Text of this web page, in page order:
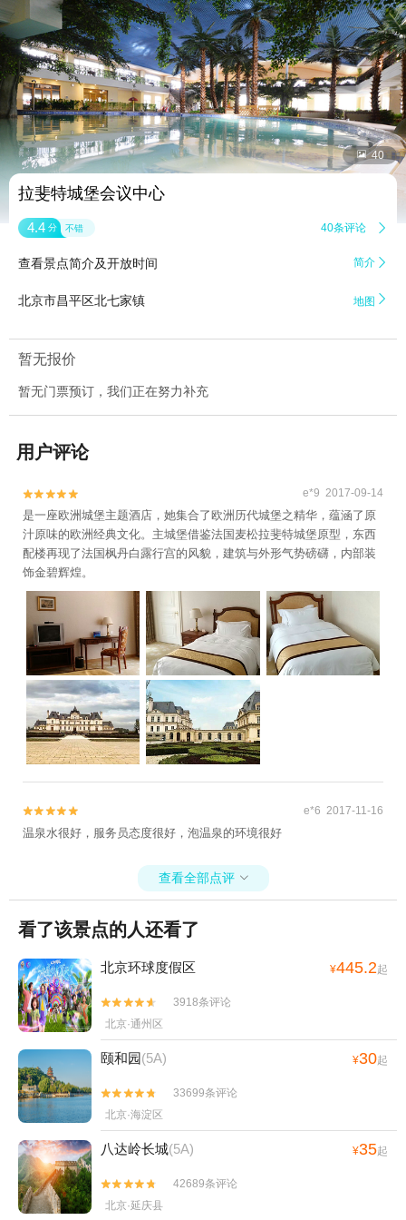
 40
拉斐特城堡会议中心
4.4 分 不错 40条评论 
查看景点简介及开放时间 简介 
北京市昌平区北七家镇 地图 
暂无报价
暂无门票预订，我们正在努力补充
用户评论

 e*9 2017-09-14
是一座欧洲城堡主题酒店，她集合了欧洲历代城堡之精华，蕴涵了原
汁原味的欧洲经典文化。主城堡借鉴法国麦松拉斐特城堡原型，东西
配楼再现了法国枫丹白露行宫的风貌，建筑与外形气势磅礴，内部装
饰金碧辉煌。

 e*6 2017-11-16
温泉水很好，服务员态度很好，泡温泉的环境很好
查看全部点评 
看了该景点的人还看了
北京环球度假区 ¥445.2起


3918条评论
北京·通州区
颐和园(5A) ¥30起


33699条评论
北京·海淀区
八达岭长城(5A) ¥35起


42689条评论
北京·延庆县
